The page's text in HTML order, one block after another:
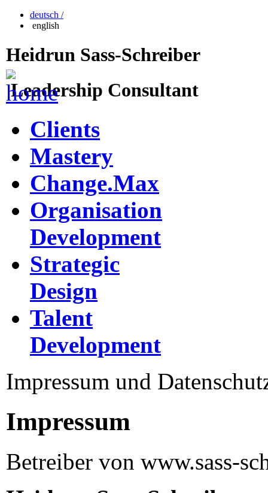
deutsch /
english
Heidrun Sass-Schreiber
Leadership Consultant
Clients
Mastery
Change.Max
Organisation
Development
Strategic
Design
Talent
Development
Impressum und
Impressum
Betreiber von www.sass-